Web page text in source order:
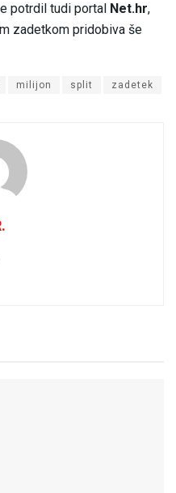
potrdil tudi portal Net.hr,
zadetkom pridobiva še
milijon split zadetek